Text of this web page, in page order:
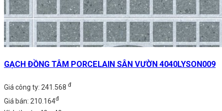
GẠCH ĐỒNG TÂM PORCELAIN SÂN VƯỜN 4040LYSON009
Giá công ty: 241.568 đ
Giá bán: 210.164đ